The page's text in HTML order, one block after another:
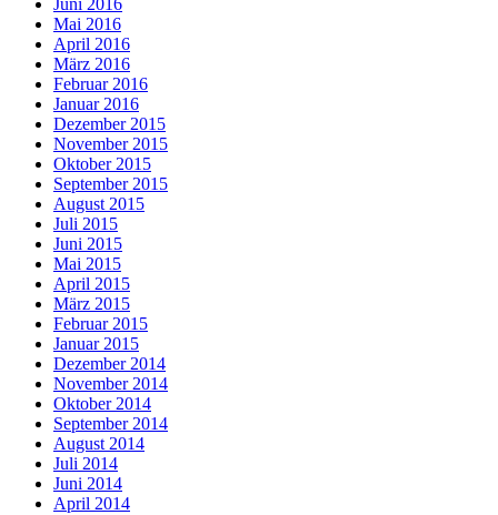
Juni 2016
Mai 2016
April 2016
März 2016
Februar 2016
Januar 2016
Dezember 2015
November 2015
Oktober 2015
September 2015
August 2015
Juli 2015
Juni 2015
Mai 2015
April 2015
März 2015
Februar 2015
Januar 2015
Dezember 2014
November 2014
Oktober 2014
September 2014
August 2014
Juli 2014
Juni 2014
April 2014